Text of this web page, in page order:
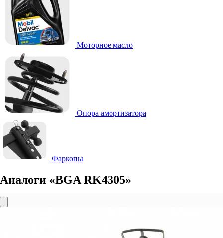
Моторное масло
Опора амортизатора
Фаркопы
Аналоги «BGA RK4305»